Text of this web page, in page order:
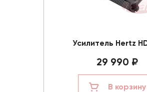
Усилитель Hertz
29 990 ₽
В корзину